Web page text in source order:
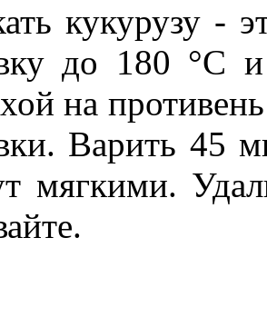
кукурузу -
до 180 °C
на
Варить 45
мягкими.